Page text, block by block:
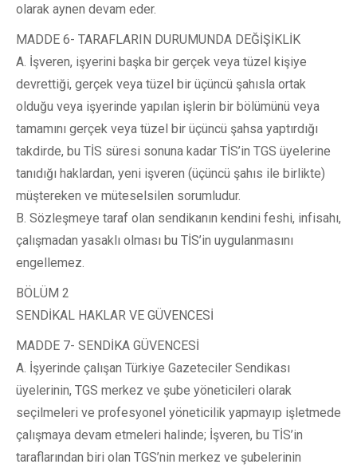
olarak aynen devam eder.
MADDE 6- TARAFLARIN DURUMUNDA DEĞİŞİKLİK
A. İşveren, işyerini başka bir gerçek veya tüzel kişiye
devrettiği, gerçek veya tüzel bir üçüncü şahısla ortak
olduğu veya işyerinde yapılan işlerin bir bölümünü veya
tamamını gerçek veya tüzel bir üçüncü şahsa yaptırdığı
takdirde, bu TİS süresi sonuna kadar TİS’in TGS üyelerine
tanıdığı haklardan, yeni işveren (üçüncü şahıs ile birlikte)
müştereken ve müteselsilen sorumludur.
B. Sözleşmeye taraf olan sendikanın kendini feshi, infisahı,
çalışmadan yasaklı olması bu TİS’in uygulanmasını
engellemez.
BÖLÜM 2
SENDİKAL HAKLAR VE GÜVENCESİ
MADDE 7- SENDİKA GÜVENCESİ
A. İşyerinde çalışan Türkiye Gazeteciler Sendikası
üyelerinin, TGS merkez ve şube yöneticileri olarak
seçilmeleri ve profesyonel yöneticilik yapmayıp işletmede
çalışmaya devam etmeleri halinde; İşveren, bu TİS’in
taraflarından biri olan TGS’nin merkez ve şubelerinin